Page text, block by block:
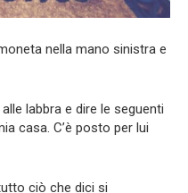
nella mano sinistra e
labbra e dire le seguenti
casa. C’è posto per lui
ciò che dici si